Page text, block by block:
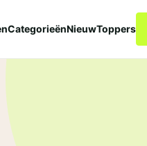
CategorieënNieuwToppers